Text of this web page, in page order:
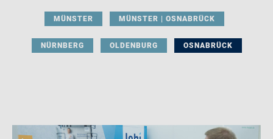
MÜNSTER MÜNSTER | OSNABRÜCK
NÜRNBERG OLDENBURG OSNABRÜCK